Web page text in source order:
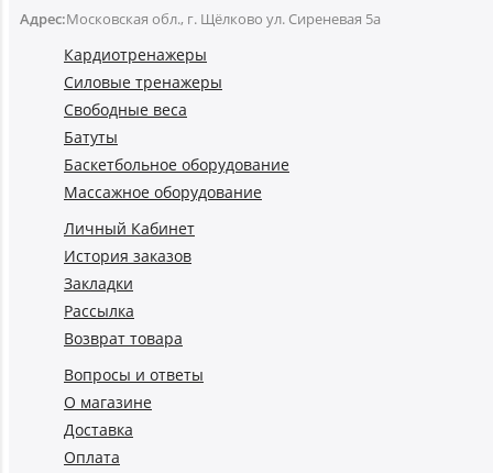
Адрес:Московская обл., г. Щёлково ул. Сиреневая 5а
Кардиотренажеры
Силовые тренажеры
Свободные веса
Батуты
Баскетбольное оборудование
Массажное оборудование
Личный Кабинет
История заказов
Закладки
Рассылка
Возврат товара
Вопросы и ответы
О магазине
Доставка
Оплата